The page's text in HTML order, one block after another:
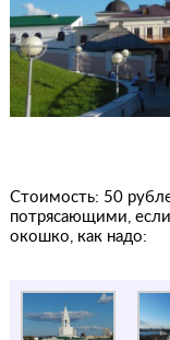
Стоимость: 50
потрясающими, если
окошко, как надо: